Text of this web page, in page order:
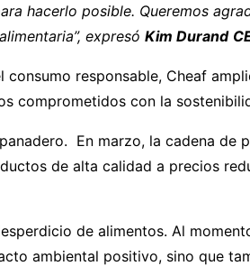
hacerlo posible. Queremos
expresó Kim Durand
responsable, Cheaf
comprometidos con la
En marzo, la cadena de
de alta calidad a precios
de alimentos. Al
ambiental positivo, sino que